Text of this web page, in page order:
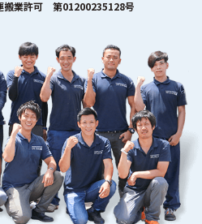
搬業許可 第01200235128号